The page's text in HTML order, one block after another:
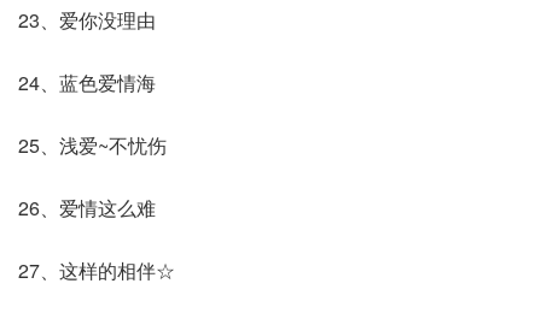
23、爱你没理由
24、蓝色爱情海
25、浅爱~不忧伤
26、爱情这么难
27、这样的相伴☆